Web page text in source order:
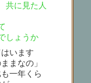
に見た人
しょうか
います
まなの」
一年くら